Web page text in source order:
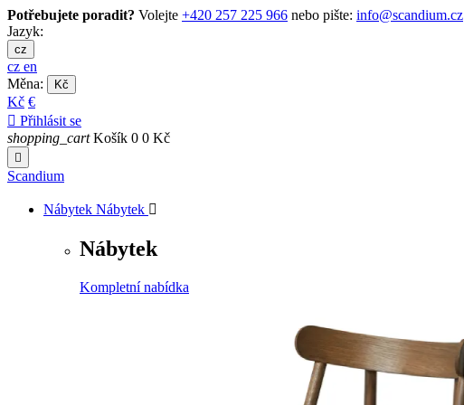
Potřebujete poradit? Volejte +420 257 225 966 nebo pište: info@scandium.cz
Jazyk:
cz
cz en
Měna:
Kč
Kč €
 Přihlásit se
shopping_cart Košík 0 0 Kč

Scandium
Nábytek Nábytek 
Nábytek
Kompletní nabídka